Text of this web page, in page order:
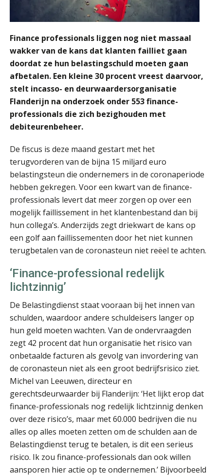
Finance professionals liggen nog niet massaal
wakker van de kans dat klanten failliet gaan
doordat ze hun belastingschuld moeten gaan
afbetalen. Een kleine 30 procent vreest daarvoor,
stelt incasso- en deurwaardersorganisatie
Flanderijn na onderzoek onder 553 finance-
professionals die zich bezighouden met
debiteurenbeheer.
De fiscus is deze maand gestart met het
terugvorderen van de bijna 15 miljard euro
belastingsteun die ondernemers in de coronaperiode
hebben gekregen. Voor een kwart van de finance-
professionals levert dat meer zorgen op over een
mogelijk faillissement in het klantenbestand dan bij
hun collega’s. Anderzijds zegt driekwart de kans op
een golf aan faillissementen door het niet kunnen
terugbetalen van de coronasteun niet reëel te achten.
‘Finance-professional redelijk
lichtzinnig’
De Belastingdienst staat vooraan bij het innen van
schulden, waardoor andere schuldeisers langer op
hun geld moeten wachten. Van de ondervraagden
zegt 42 procent dat hun organisatie het risico van
onbetaalde facturen als gevolg van invordering van
de coronasteun niet als een groot bedrijfsrisico ziet.
Michel van Leeuwen, directeur en
gerechtsdeurwaarder bij Flanderijn: ‘Het lijkt erop dat
finance-professionals nog redelijk lichtzinnig denken
over deze risico’s, maar met 60.000 bedrijven die nu
alles op alles moeten zetten om de schulden aan de
Belastingdienst terug te betalen, is dit een serieus
risico. Ik zou finance-professionals dan ook willen
aansporen hier actie op te ondernemen.’ Bijvoorbeeld
Marja van den Oetelaar
Erik van Toledo
Bob de Koning
Léon de Jager
John Bult
Patrick Wille